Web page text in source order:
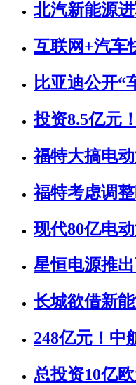
北汽新能源
互联网+汽车
比亚迪公开“
投资8.5亿元
福特大搞电
福特考虑调
现代80亿电
星恒电源推
长城欲借新
248亿元！中
总投资10亿